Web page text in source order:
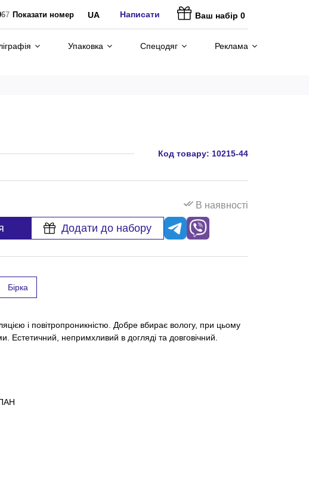
67 Показати номер UA Написати Ваш набір 0
Упаковка Спецодяг Реклама
Код товару: 10215-44
В наявності
Додати до набору
Бірка
і повітропроникністю. Добре вбирає вологу, при цьому
Естетичний, непримхливий в догляді та довговічний.